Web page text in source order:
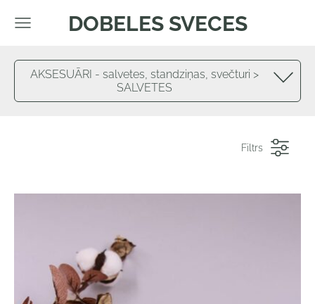
DOBELES SVECES
AKSESUĀRI - salvetes, standziņas, svečturi >
SALVETES
Filtrs